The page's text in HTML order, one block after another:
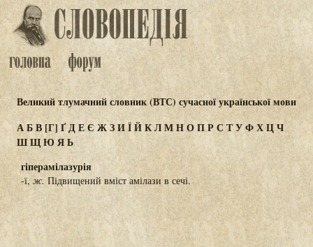
Великий тлумачний словник (ВТС) сучасної української мови
АБВ[Г] ҐДЕЄ ЖЗИЇЙКЛМНОПР СТУФХЦЧ
ШЩЮЯЬ
гіперамілазурія
-ї, ж. Підвищений вміст амілази в сечі.